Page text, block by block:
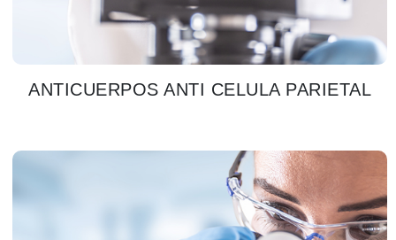
ANTICUERPOS ANTI CELULA PARIETAL